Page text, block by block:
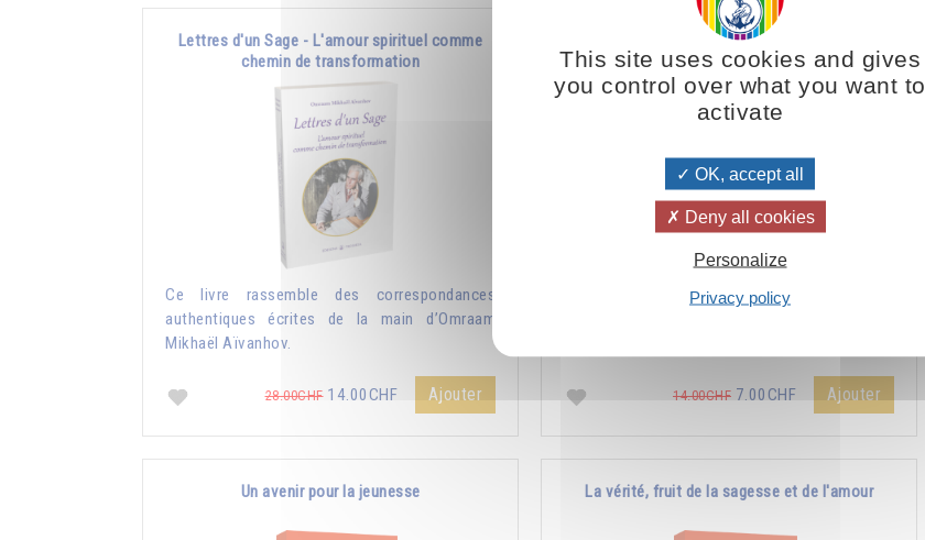
Lettres d'un Sage - L'amour spirituel comme
chemin de transformation
Ce livre rassemble des correspondances
authentiques écrites de la main d’Omraam
Mikhaël Aïvanhov.
28.00CHF14.00CHF Ajouter
Le véritable enseignement du Christ
La philosophie du Christ amène l’homme vers la
14.00CHF 7.00CHF Ajouter
Un avenir pour la jeunesse La vérité, fruit de la sagesse et de l'amour
This site uses cookies and gives
you control over what you want to
activate
OK, accept all
Deny all cookies
Personalize
Privacy policy